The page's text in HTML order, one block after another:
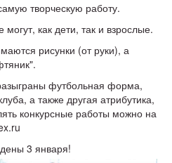
творческую работу.
могут, как дети, так и взрослые.
рисунки (от руки), а
футбольная форма,
а также другая атрибутика,
конкурсные работы можно на
3 января!